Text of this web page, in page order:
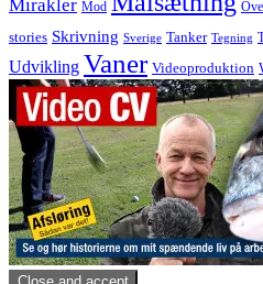
Mirakler Mod
stories Skrivning Sverige Tanker Tegning
Udvikling Vaner Videoproduktion